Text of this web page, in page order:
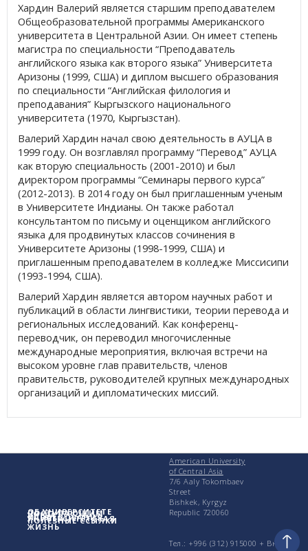
Хардин Валерий является старшим преподавателем
Общеобразовательной программы Американского
университета в Центральной Азии. Он имеет степень
магистра по специальности “Преподаватель
английского языка как второго языка” Университета
Аризоны (1999, США) и диплом высшего образования
по специальности “Английская филология и
преподавания” Кыргызского национального
университета (1970, Кыргызстан).
Валерий Хардин начал свою деятельность в АУЦА в
1999 году. Он возглавлял программу “Перевод” АУЦА
как вторую специальность (2001-2010) и был
директором программы “Семинары первого курса”
(2012-2013). В 2014 году он был приглашенным ученым
в Университете Индианы. Он также работал
консультантом по письму и оценщиком английского
языка для продвинутых классов сочинения в
Университете Аризоны (1998-1999, США) и
приглашенным преподавателем в колледже Миссисипи
(1993-1994, США).
Валерий Хардин является автором научных работ и
публикаций в области лингвистики, теории перевода и
региональных исследований. Как конференц-
переводчик, он переводил многочисленные
международные мероприятия, включая встречи на
высоком уровне глав правительств, членов
правительств, руководителей крупных международных
организаций и дипломатических миссий.
ОБ УНИВЕРСИТЕТЕ
ПОСТУПАЮЩИМ
УЧЕБА
ИССЛЕДОВАНИЯ
УНИВЕРСИТЕТСКАЯ
ЖИЗНЬ
ПОЛЕЗНЫЕ ССЫЛКИ
American University
of Central Asia
7/6 Aaly Tokombaev
Street
Bishkek, Kyrgyz
Republic 720060
Тел.: +996 (312) 915000 + Вн.